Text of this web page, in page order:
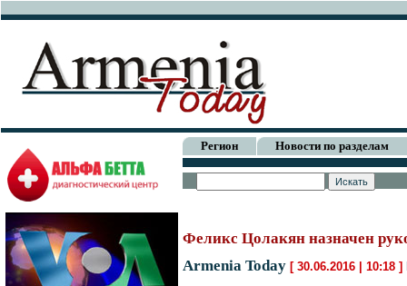
Регион Новости по разделам
Феликс Цолакян назначен
Armenia Today [ 30.06.2016 | 10:18 ]